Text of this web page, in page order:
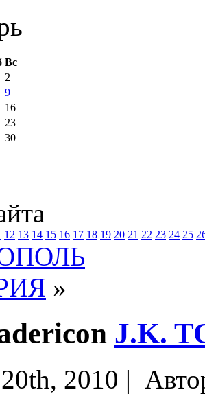
Вс
2
9
16
23
30
12 13 14 15 16 17 18 19 20 21 22 23 24 25
»
J.K.
2010 |